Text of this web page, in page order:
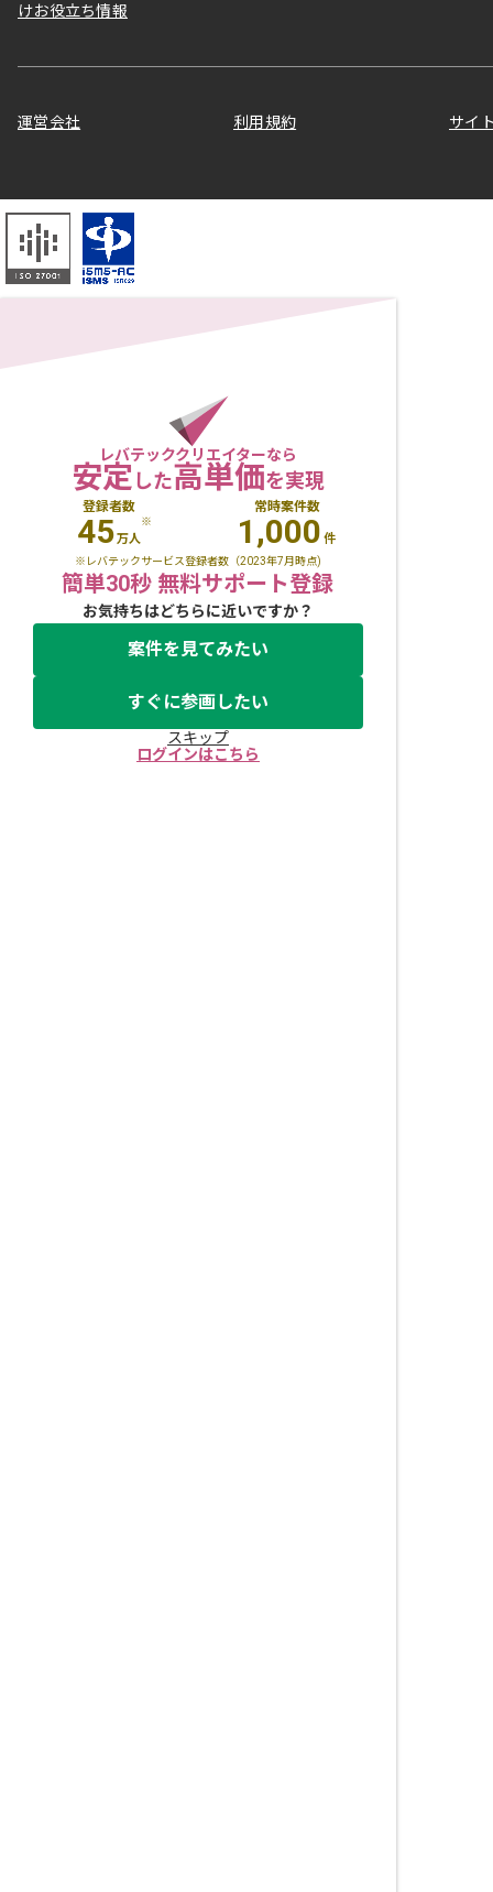
けお役立ち情報
運営会社 利用規約 サイ
レバテッククリエイターなら
安定した高単価を実現
登録者数
45万人
※
常時案件数
1,000 件
※レバテックサービス登録者数（2023年7月時点)
簡単30秒 無料サポート登録
お気持ちはどちらに近いですか？
案件を見てみたい
すぐに参画したい
スキップ
ログインはこちら